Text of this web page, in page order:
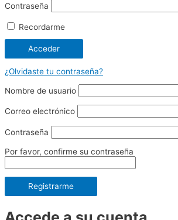
Contraseña
Recordarme
¿Olvidaste tu contraseña?
Nombre de usuario
Correo electrónico
Contraseña
Por favor, confirme su contraseña
Registrarme